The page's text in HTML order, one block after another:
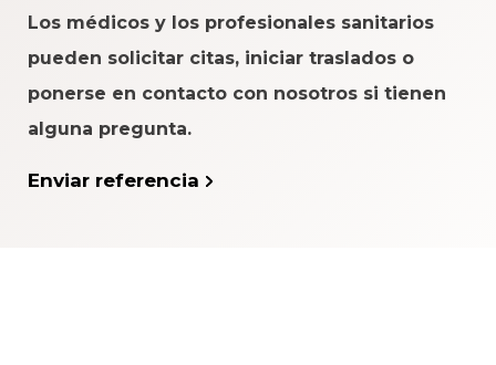
Los médicos y los profesionales sanitarios
pueden solicitar citas, iniciar traslados o
ponerse en contacto con nosotros si tienen
alguna pregunta.
Enviar referencia